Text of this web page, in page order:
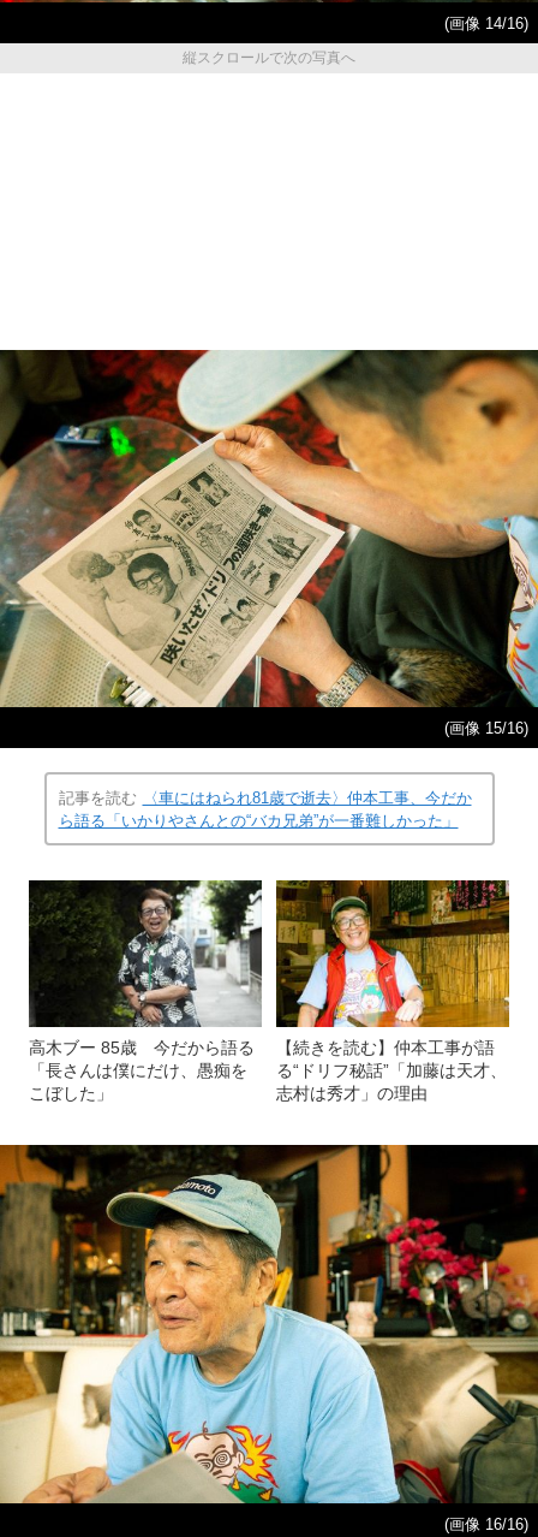
(画像 14/16)
縦スクロールで次の写真へ
(画像 15/16)
記事を読む
〈車にはねられ81歳で逝去〉仲本工事、今だか
ら語る「いかりやさんとの“バカ兄弟”が一番難しかった」
高木ブー 85歳 今だから語る
「長さんは僕にだけ、愚痴を
こぼした」
【続きを読む】仲本工事が語
る“ドリフ秘話”「加藤は天才、
志村は秀才」の理由
(画像 16/16)